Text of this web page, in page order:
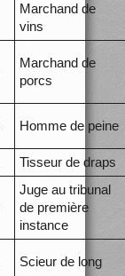
Marchand de
vins
Marchand de
porcs
Homme de peine
Tisseur de draps
Juge au tribunal
de première
instance
Scieur de long